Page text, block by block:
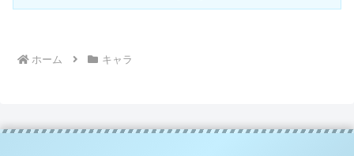
ホーム キャラ